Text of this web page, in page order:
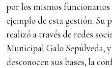
por los mismos
ejemplo de esta gestión.
realizó a través de redes
Municipal Galo Sepúlveda,
desconocen sus bases, la